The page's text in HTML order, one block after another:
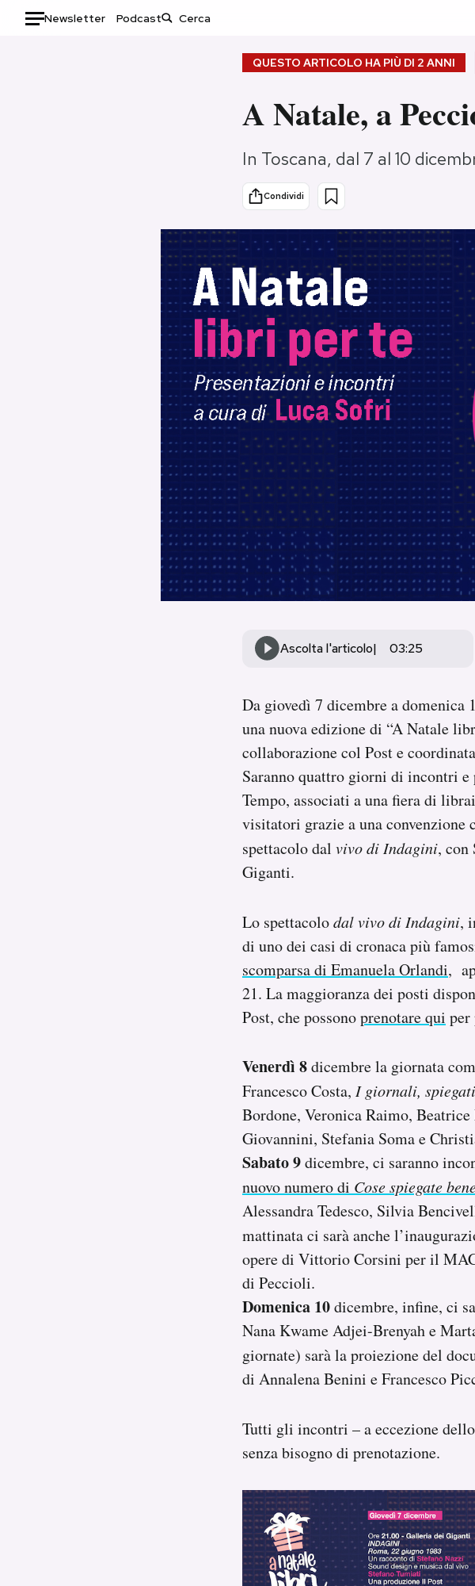
Newsletter Podcast
Storie/Idee
Europa
Altrecose
Mondiali calcio 2026
QUESTO ARTICOLO HA PIÙ DI 2 ANNI
A Natale, a
In Toscana, dal 7 al 10
Condividi
Ascolta l'articolo 03:25
Da giovedì 7 dicembre a
una nuova edizione di “A Natale
collaborazione col Post e
Saranno quattro giorni di incontri
Tempo, associati a una fiera di
visitatori grazie a una convenzione
spettacolo dal vivo di Indagini, con
Giganti.
Lo spettacolodal vivo di Indagini,
di uno dei casi di cronaca più
scomparsa di Emanuela Orlandi,
21. La maggioranza dei posti
Post, che possonoprenotare qui per
Venerdì 8dicembre la giornata
Francesco Costa, I giornali,
Bordone, Veronica Raimo,
Giovannini, Stefania Soma e
Sabato9dicembre, ci saranno
nuovo numero di Cose spiegate
Alessandra Tedesco, Silvia
mattinata ci sarà anche
opere di Vittorio Corsini per il
di Peccioli.
Domenica 10dicembre, infine, ci
Nana Kwame Adjei-Brenyah e
giornate) sarà la proiezione del
di Annalena Benini e Francesco
Tutti gli incontri – a eccezione
senza bisogno di prenotazione.